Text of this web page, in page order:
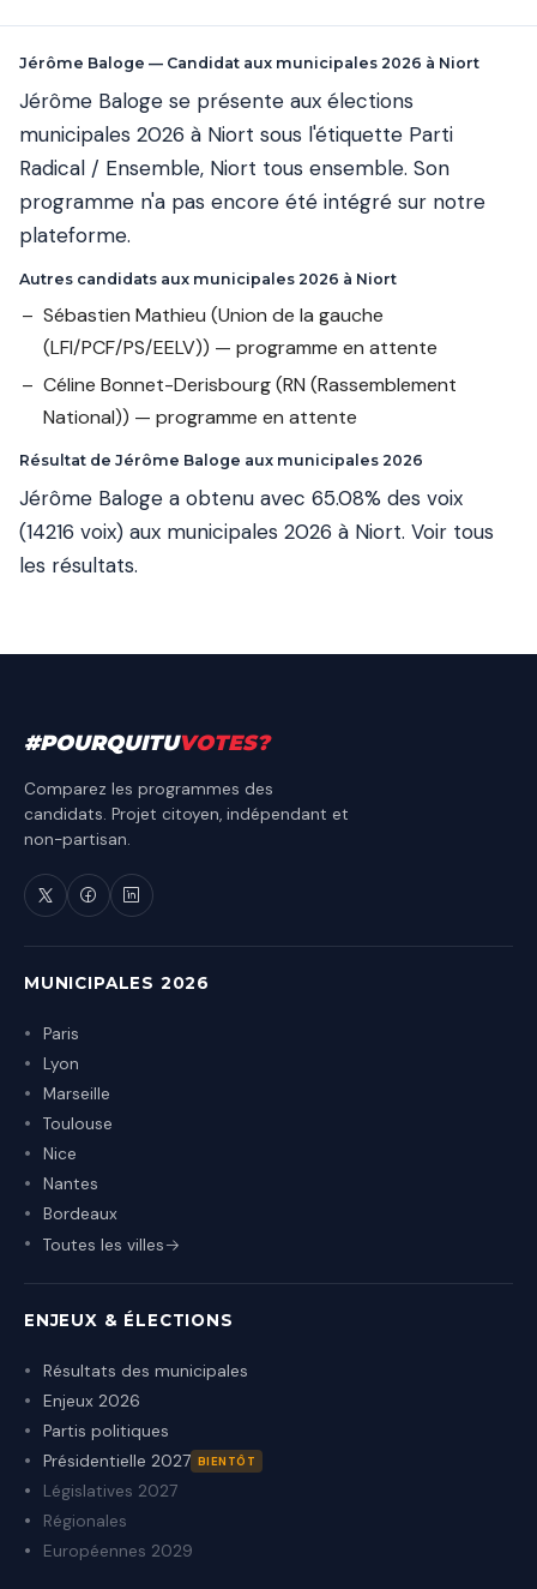
Jérôme Baloge — Candidat aux municipales 2026 à Niort
Jérôme Baloge se présente aux élections
municipales 2026 à Niort sous l'étiquette Parti
Radical / Ensemble, Niort tous ensemble. Son
programme n'a pas encore été intégré sur notre
plateforme.
Autres candidats aux municipales 2026 à Niort
Sébastien Mathieu (Union de la gauche
(LFI/PCF/PS/EELV)) — programme en attente
Céline Bonnet-Derisbourg(RN (Rassemblement
National)) — programme en attente
Résultat de Jérôme Baloge aux municipales 2026
Jérôme Baloge a obtenu avec 65.08% des voix
(14216 voix) aux municipales 2026 à Niort. Voir tous
les résultats.
#POURQUITUVOTES?
Comparez les programmes des
candidats. Projet citoyen, indépendant et
non-partisan.
MUNICIPALES 2026
Paris
Lyon
Marseille
Toulouse
Nice
Nantes
Bordeaux
Toutes les villes
ENJEUX & ÉLECTIONS
Résultats des municipales
Enjeux 2026
Partis politiques
Présidentielle 2027 BIENTÔT
Législatives 2027
Régionales
Européennes 2029